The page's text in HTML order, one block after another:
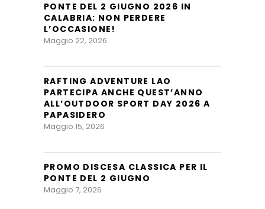
PONTE DEL 2 GIUGNO 2026 IN
CALABRIA: NON PERDERE
L’OCCASIONE!
Maggio 22, 2026
RAFTING ADVENTURE LAO
PARTECIPA ANCHE QUEST’ANNO
ALL’OUTDOOR SPORT DAY 2026 A
PAPASIDERO
Maggio 15, 2026
PROMO DISCESA CLASSICA PER IL
PONTE DEL 2 GIUGNO
Maggio 7, 2026